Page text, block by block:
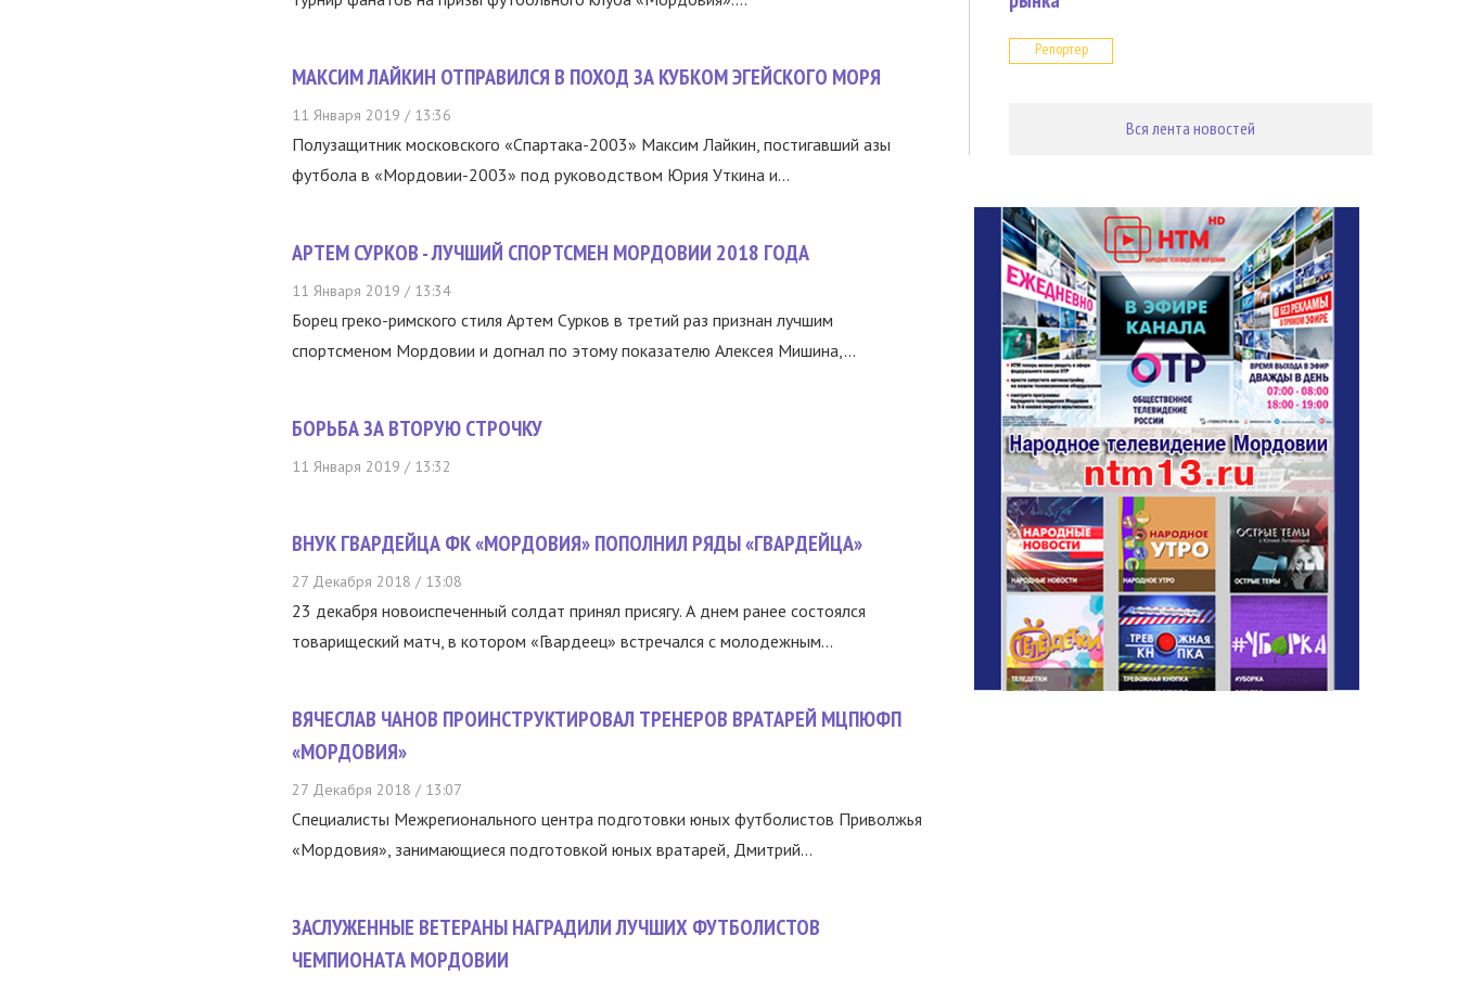
МАКСИМ ЛАЙКИН ОТПРАВИЛСЯ В ПОХОД ЗА КУБКОМ ЭГЕЙСКОГО МОРЯ
11 Января 2019 / 13:36
Полузащитник московского «Спартака-2003» Максим Лайкин, постигавший азы
футбола в «Мордовии-2003» под руководством Юрия Уткина и...
АРТЕМ СУРКОВ - ЛУЧШИЙ СПОРТСМЕН МОРДОВИИ 2018 ГОДА
11 Января 2019 / 13:34
Борец греко-римского стиля Артем Сурков в третий раз признан лучшим
спортсменом Мордовии и догнал по этому показателю Алексея Мишина,...
БОРЬБА ЗА ВТОРУЮ СТРОЧКУ
11 Января 2019 / 13:32
ВНУК ГВАРДЕЙЦА ФК «МОРДОВИЯ» ПОПОЛНИЛ РЯДЫ «ГВАРДЕЙЦА»
27 Декабря 2018 / 13:08
23 декабря новоиспеченный солдат принял присягу. А днем ранее состоялся
товарищеский матч, в котором «Гвардеец» встречался с молодежным...
ВЯЧЕСЛАВ ЧАНОВ ПРОИНСТРУКТИРОВАЛ ТРЕНЕРОВ ВРАТАРЕЙ МЦПЮФП
«МОРДОВИЯ»
27 Декабря 2018 / 13:07
Специалисты Межрегионального центра подготовки юных футболистов Приволжья
«Мордовия», занимающиеся подготовкой юных вратарей, Дмитрий...
ЗАСЛУЖЕННЫЕ ВЕТЕРАНЫ НАГРАДИЛИ ЛУЧШИХ ФУТБОЛИСТОВ
ЧЕМПИОНАТА МОРДОВИИ
Репортер
Вся лента новостей